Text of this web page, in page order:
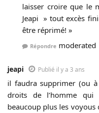
laisser croire que le
Jeapi » tout excès
être réprimé! »
Répondre moderated
jeapi Publié il y a 3 ans
il faudra supprimer (ou
droits de l’homme qui
beaucoup plus les voyous